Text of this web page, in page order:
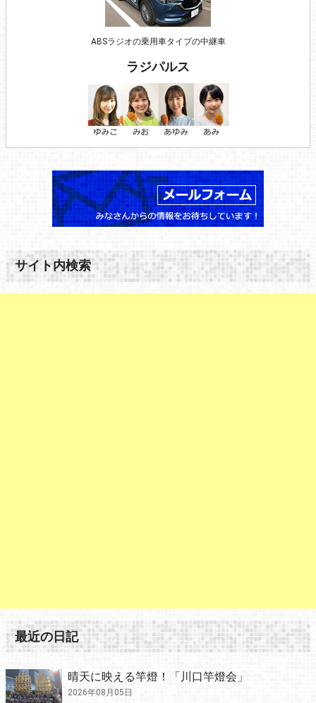
ABSラジオの乗用車タイプの中継車
ラジパルス
サイト内検索
最近の日記
晴天に映える竿燈！「川口竿燈会」
2026年08月05日